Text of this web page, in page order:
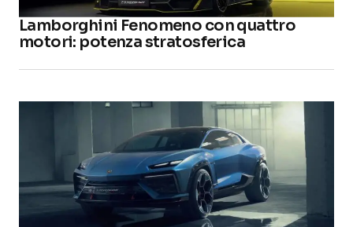
Lamborghini Fenomeno con quattro
motori: potenza stratosferica